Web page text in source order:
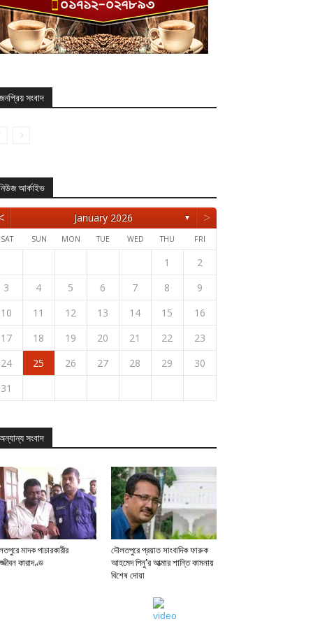
সংবাদ
আর্কাইভ
January 2026 ▼ >
SAT SUN MON TUE WED THU FRI
1
2
3
4 5 6 7 8
9
10
11 12 13 14 15
16
17
18 19 20 21 22
23
24
25 26 27 28 29
30
31
সংবাদ
মাদক পাচারকারীর
কারাদণ্ড
দৌলতপুরে প্রয়াত সাংবাদিক ফারুক
আহমেদ পিনু’র আত্মার শান্তি কামনায়
বিশেষ দোয়া